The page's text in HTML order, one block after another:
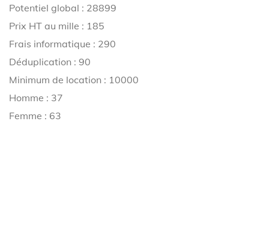
Potentiel global : 28899
Prix HT au mille : 185
Frais informatique : 290
Déduplication : 90
Minimum de location : 10000
Homme : 37
Femme : 63